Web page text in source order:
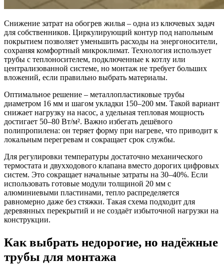
Снижение затрат на обогрев жилья – одна из ключевых задач
для собственников. Циркулирующий контур под напольным
покрытием позволяет уменьшить расходы на энергоносители,
сохраняя комфортный микроклимат. Технология использует
трубы с теплоносителем, подключенные к котлу или
централизованной системе, но монтаж не требует больших
вложений, если правильно выбрать материалы.
Оптимальное решение – металлопластиковые трубы
диаметром 16 мм и шагом укладки 150–200 мм. Такой вариант
снижает нагрузку на насос, а удельная тепловая мощность
достигает 50–80 Вт/м². Важно избегать дешёвого
полипропилена: он теряет форму при нагреве, что приводит к
локальным перегревам и сокращает срок службы.
Для регулировки температуры достаточно механического
термостата и двухходового клапана вместо дорогих цифровых
систем. Это сокращает начальные затраты на 30–40%. Если
использовать готовые модули толщиной 20 мм с
алюминиевыми пластинами, тепло распределяется
равномерно даже без стяжки. Такая схема подходит для
деревянных перекрытий и не создаёт избыточной нагрузки на
конструкции.
Как выбрать недорогие, но надёжные
трубы для монтажа